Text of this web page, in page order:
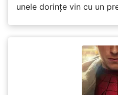
unele dorințe vin cu un